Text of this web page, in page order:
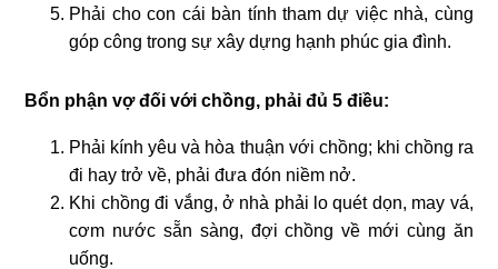
Phải cho con cái bàn tính tham dự việc nhà, cùng
góp công trong sự xây dựng hạnh phúc gia đình.
Bổn phận vợ đối với chồng, phải đủ 5 điều:
Phải kính yêu và hòa thuận với chồng; khi chồng ra
đi hay trở về, phải đưa đón niềm nở.
Khi chồng đi vắng, ở nhà phải lo quét dọn, may vá,
cơm nước sẵn sàng, đợi chồng về mới cùng ăn
uống.